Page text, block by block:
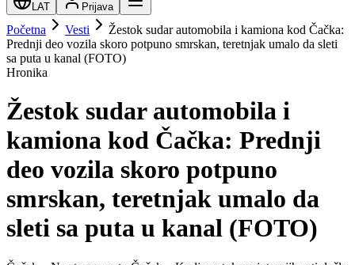
LAT Prijava
Početna Vesti
Žestok sudar automobila i kamiona kod Čačka:
Prednji deo vozila skoro potpuno smrskan, teretnjak umalo da sleti
sa puta u kanal (FOTO)
Hronika
Žestok sudar automobila i
kamiona kod Čačka: Prednji
deo vozila skoro potpuno
smrskan, teretnjak umalo da
sleti sa puta u kanal (FOTO)